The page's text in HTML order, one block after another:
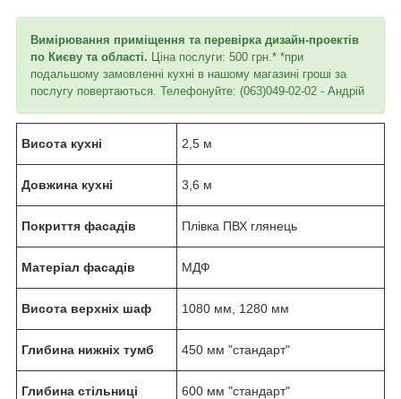
Вимірювання приміщення та перевірка дизайн-проектів
по Києву та області.
Ціна послуги: 500 грн.* *при
подальшому замовленні кухні в нашому магазині гроші за
послугу повертаються. Телефонуйте: (063)049-02-02 - Андрій
Висота кухні 2,5 м
Довжина кухні 3,6 м
Покриття фасадів Плівка ПВХ глянець
Матеріал фасадів МДФ
Висота верхніх шаф 1080 мм, 1280 мм
Глибина нижніх тумб 450 мм "стандарт"
Глибина стільниці 600 мм "стандарт"